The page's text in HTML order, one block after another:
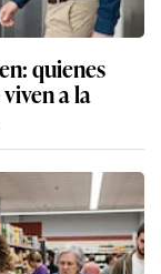
quienes
a la